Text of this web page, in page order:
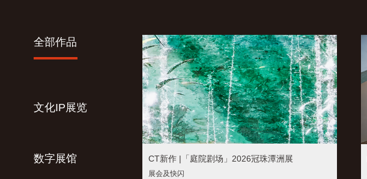
全部作品
文化IP展览
数字展馆 CT新作 |「庭院剧场」2026冠珠潭洲展
展会及快闪